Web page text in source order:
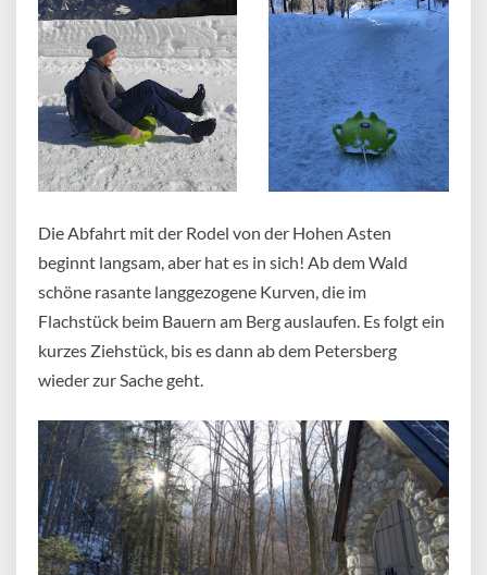
Die Abfahrt mit der Rodel von der Hohen Asten
beginnt langsam, aber hat es in sich! Ab dem Wald
schöne rasante langgezogene Kurven, die im
Flachstück beim Bauern am Berg auslaufen. Es folgt ein
kurzes Ziehstück, bis es dann ab dem Petersberg
wieder zur Sache geht.